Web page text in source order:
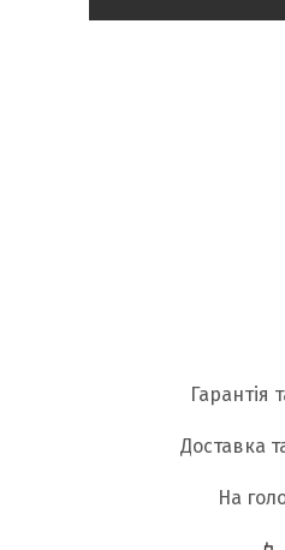
Гарантія
Доставка
На